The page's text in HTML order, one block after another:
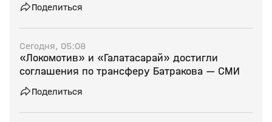
Поделиться
Сегодня, 05:08
«Локомотив» и «Галатасарай» достигли
соглашения по трансферу Батракова — СМИ
Поделиться